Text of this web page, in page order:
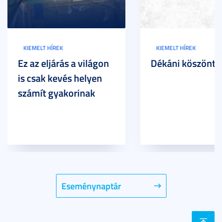
Eseménynaptár
KIEMELT HÍREK
Ez az eljárás a világon
is csak kevés helyen
számít gyakorinak
KIEMELT HÍREK
Dékáni köszöntő